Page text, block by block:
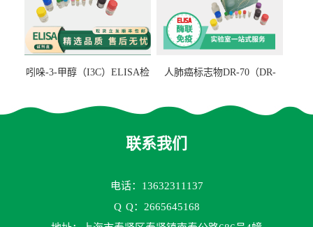
吲哚-3-甲醇（I3C）ELISA检
人肺癌标志物DR-70（DR-
联系我们
电话：13632311137
Q Q：2665645168